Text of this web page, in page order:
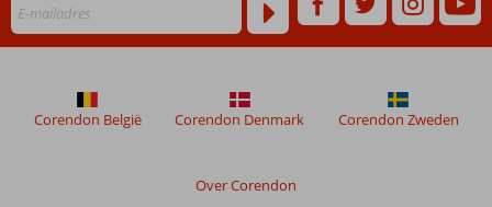
Kontokali
Over Corendon
Corendon België Corendon Denmark Corendon Zweden